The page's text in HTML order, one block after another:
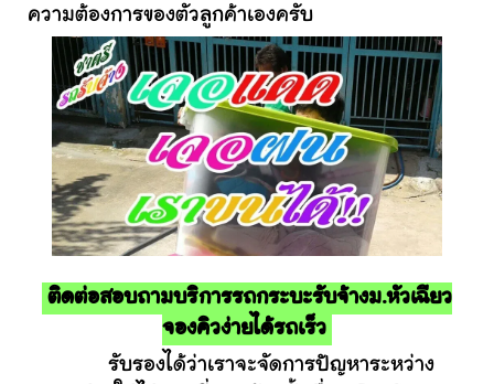
ความต้องการของตัวลูกค้าเองครับ
ติดต่อสอบถามบริการรถกระบะรับจ้างม.หัวเฉียว
จองคิวง่ายได้รถเร็ว
รับรองได้ว่าเราจะจัดการปัญหาระหว่าง